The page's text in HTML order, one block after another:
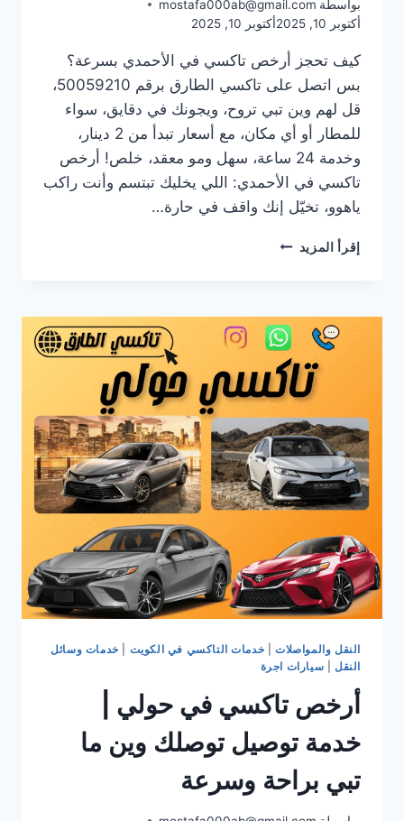
بواسطة mostafa000ab@gmail.com
أكتوبر 10, 2025
أكتوبر 10, 2025
كيف تحجز أرخص تاكسي في الأحمدي بسرعة؟
بس اتصل على تاكسي الطارق برقم 50059210،
قل لهم وين تبي تروح، ويجونك في دقايق، سواء
للمطار أو أي مكان، مع أسعار تبدأ من 2 دينار،
وخدمة 24 ساعة، سهل ومو معقد، خلص! أرخص
تاكسي في الأحمدي: اللي يخليك تبتسم وأنت راكب
ياهوو، تخيّل إنك واقف في حارة…
إقرأ المزيد أرخص
النقل والمواصلات| خدمات التاكسي في الكويت
خدمات وسائل
النقل| سيارات اجرة
أرخص تاكسي في حولي |
خدمة توصيل توصلك وين ما
تبي براحة وسرعة